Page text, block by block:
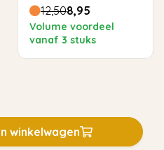
12,508,95
Volume voordeel
vanaf 3 stuks
winkelwagen